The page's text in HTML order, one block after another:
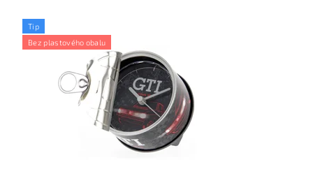
Tip
Bez plastového obalu